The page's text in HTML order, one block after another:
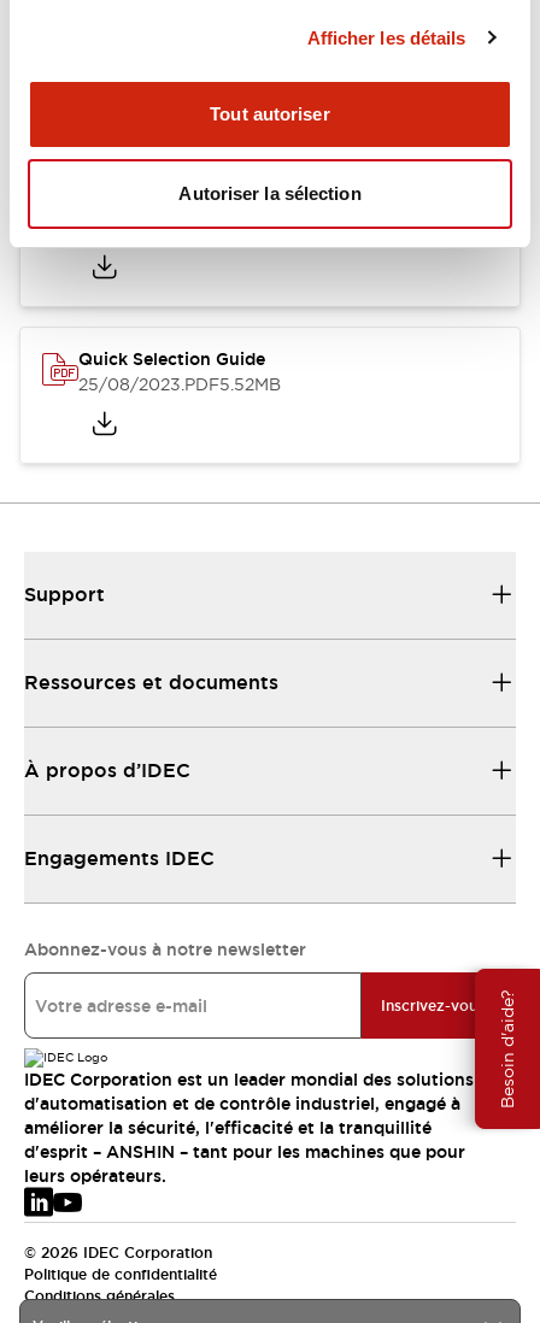
Afficher les détails
Tout autoriser
Autoriser la sélection
Besoin d'aide?
Catalogues Et Brochures Fichiers CAO
04/06/2025.PDF148.84KB
Quick Selection Guide
25/08/2023.PDF5.52MB
Support
Ressources et documents
À propos d’IDEC
Engagements IDEC
Abonnez-vous à notre newsletter
Inscrivez-vous
IDEC Corporation est un leader mondial des solutions
d'automatisation et de contrôle industriel, engagé à
améliorer la sécurité, l'efficacité et la tranquillité
d'esprit – ANSHIN – tant pour les machines que pour
leurs opérateurs.
© 2026 IDEC Corporation
Politique de confidentialité
Conditions générales